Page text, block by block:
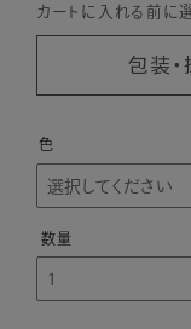
カートに入れる前に
包装
色